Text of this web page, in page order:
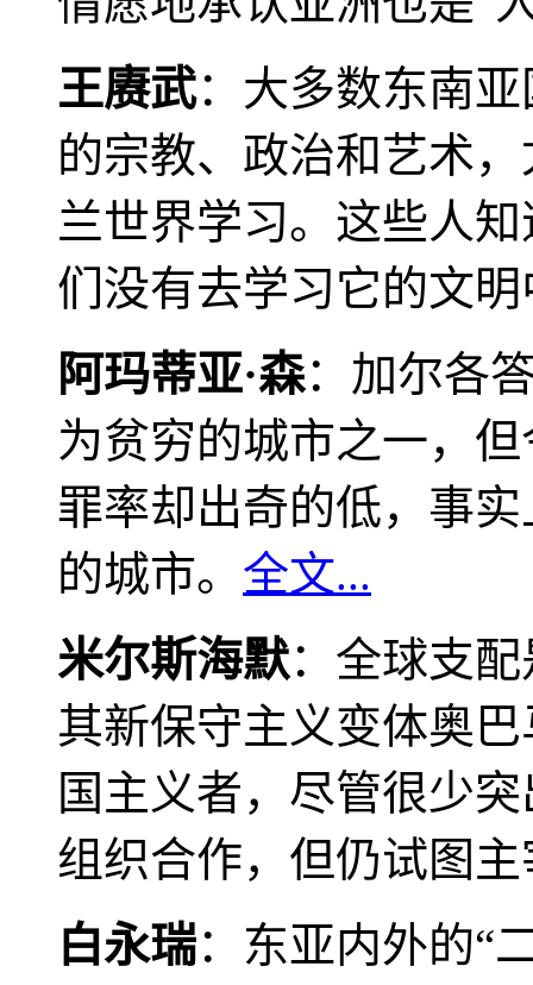
王赓武：大多数东南
的宗教、政治和艺术
兰世界学习。这些人
们没有去学习它的文
阿玛蒂亚·森：加尔各
为贫穷的城市之一，
罪率却出奇的低，事
的城市。 全文...
米尔斯海默：全球支
其新保守主义变体奥
国主义者，尽管很少
组织合作，但仍试图
白永瑞：东亚内外的“